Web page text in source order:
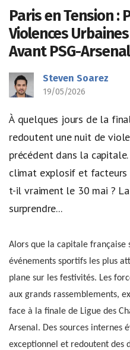
Paris en Tension :
Violences
Avant PSG-Arsenal
Steven Soarez
19/05/2026
À quelques jours de la
redoutent une nuit de
précédent dans la
climat explosif et facteurs
t-il vraiment le 30 mai ?
surprendre...
Alors que la capitale française
événements sportifs les plus
plane sur les festivités. Les
aux grands rassemblements,
face à la finale de Ligue des
Arsenal. Des sources internes
exceptionnel et redoutent des